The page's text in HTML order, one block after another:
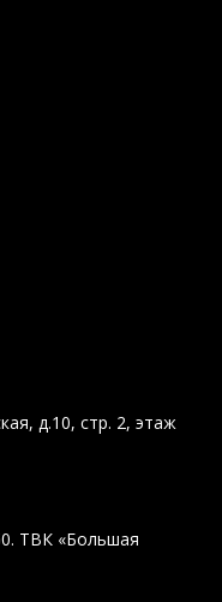
д.10, стр. 2, этаж
ТВК «Большая